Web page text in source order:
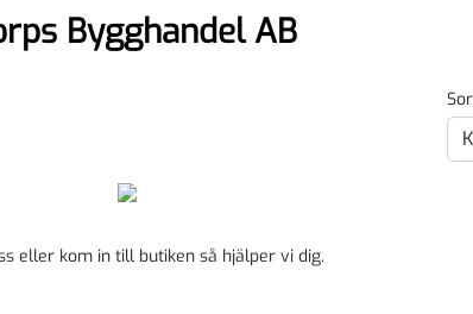
Bygghandel AB
eller kom in till butiken så hjälper vi dig.